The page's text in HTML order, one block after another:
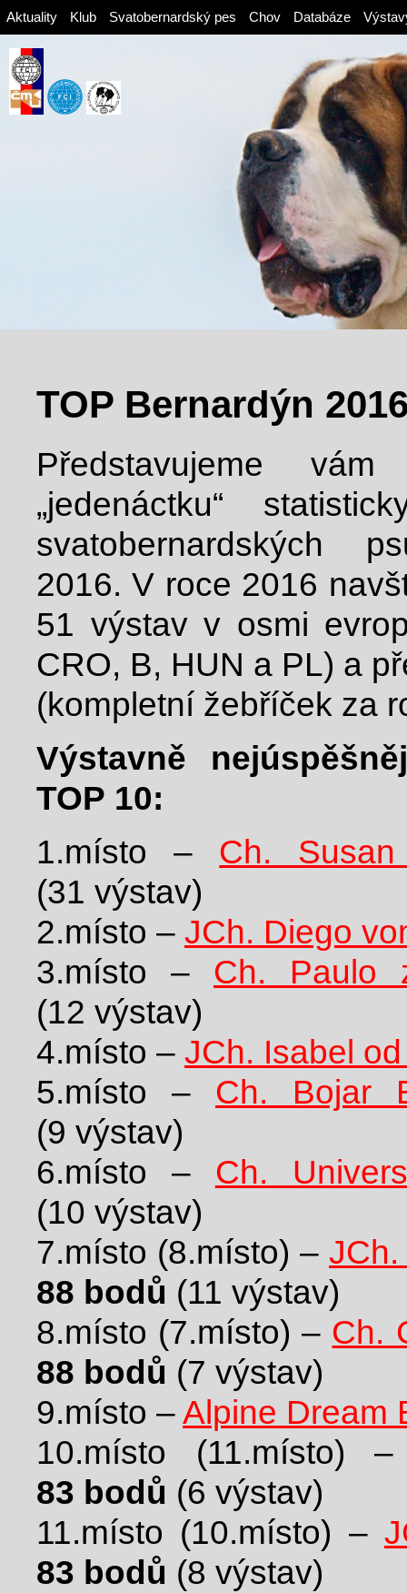
Aktuality Klub Svatobernardský pes Chov Databáze
TOP Bernardýn
Představujeme
„jedenáctku“
svatobernardských
2016. V roce 2016
51 výstav v osmi
CRO, B, HUN a PL) a
(kompletní žebříček za
Výstavně
TOP 10:
1.místo – Ch.
(31 výstav)
2.místo – JCh. Diego
3.místo – Ch. Paulo
(12 výstav)
4.místo – JCh. Isabel
5.místo – Ch. Bojar
(9 výstav)
6.místo – Ch.
(10 výstav)
7.místo (8.místo) –
88 bodů (11 výstav)
8.místo (7.místo) – Ch.
88 bodů (7 výstav)
9.místo –Alpine Dream
10.místo (11.místo)
83 bodů (6 výstav)
11.místo (10.místo) –
83 bodů (8 výstav)